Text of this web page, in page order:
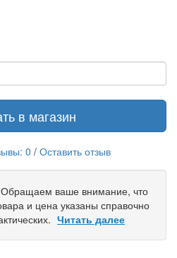
в магазин
0 / Оставить отзыв
ваше внимание, что
и цена указаны справочно
Читать далее